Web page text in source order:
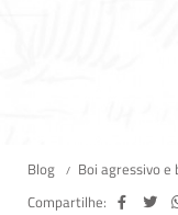
Blog
Boi agressivo
Compartilhe: